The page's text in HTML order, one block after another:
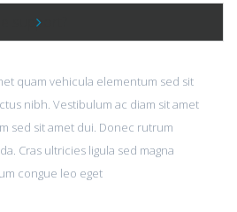
support?
quam vehicula elementum sed sit
nibh. Vestibulum ac diam sit amet
sed sit amet dui. Donec rutrum
Cras ultricies ligula sed magna
congue leo eget